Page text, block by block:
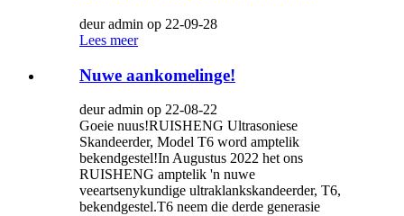
deur admin op 22-09-28
Lees meer
Nuwe aankomelinge!
deur admin op 22-08-22
Goeie nuus!RUISHENG Ultrasoniese
Skandeerder, Model T6 word amptelik
bekendgestel!In Augustus 2022 het ons
RUISHENG amptelik 'n nuwe
veeartsenykundige ultraklankskandeerder, T6,
bekendgestel.T6 neem die derde generasie